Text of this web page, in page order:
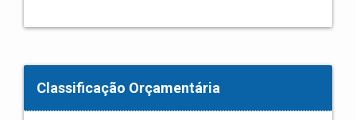
Classificação Orçamentária